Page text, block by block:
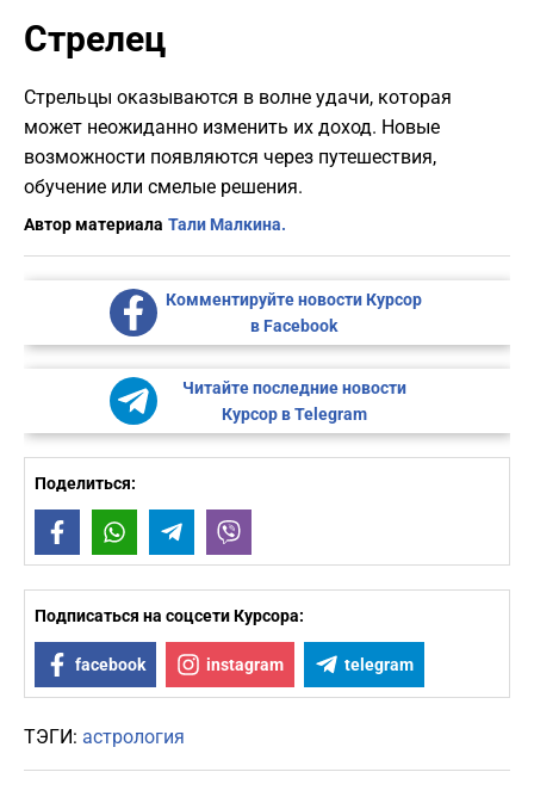
Стрелец
Стрельцы оказываются в волне удачи, которая
может неожиданно изменить их доход. Новые
возможности появляются через путешествия,
обучение или смелые решения.
Автор материала Тали Малкина.
Комментируйте новости Курсор
в Facebook
Читайте последние новости
Курсор в Telegram
Поделиться:
FacebookWhatsAppTelegram
Подписаться на соцсети Курсора:
facebook instagram telegram
ТЭГИ: астрология